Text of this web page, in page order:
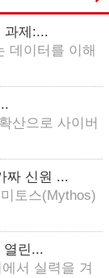
과제:...
데이터를 이해
산으로 사이버
짜 신원 ...
토스(Mythos)
열린...
서 실력을 겨